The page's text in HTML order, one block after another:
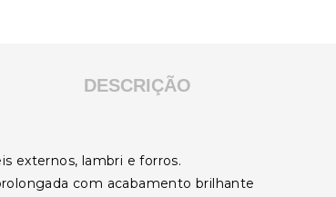
DESCRIÇÃO
externos, lambri e forros.
com acabamento brilhante